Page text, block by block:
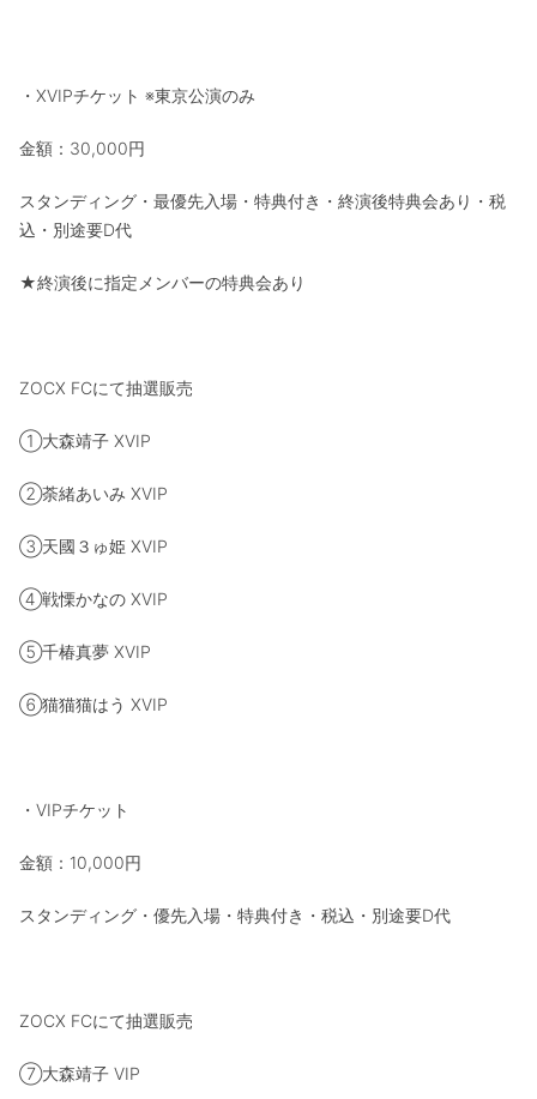
・XVIPチケット ※東京公演のみ
金額：30,000円
スタンディング・最優先入場・特典付き・終演後特典会あり・税
込・別途要D代
★終演後に指定メンバーの特典会あり
ZOCX FCにて抽選販売
①大森靖子 XVIP
②荼緒あいみ XVIP
③天國３ゅ姫 XVIP
④戦慄かなの XVIP
⑤千椿真夢 XVIP
⑥猫猫猫はう XVIP
・VIPチケット
金額：10,000円
スタンディング・優先入場・特典付き・税込・別途要D代
ZOCX FCにて抽選販売
⑦大森靖子 VIP